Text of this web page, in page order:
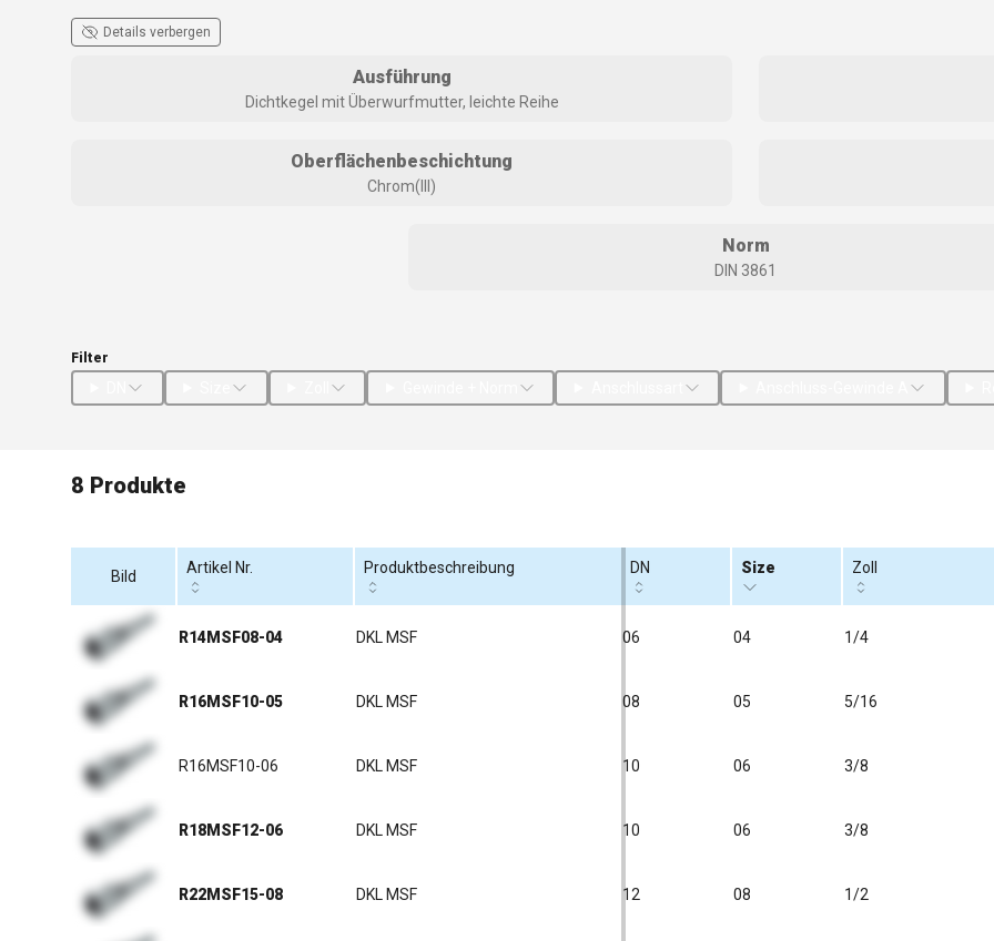
Details verbergen
Ausführung
Dichtkegel mit Überwurfmutter, leichte Reihe
Oberflächenbeschichtung
Chrom(III)
Norm
DIN 3861
Filter
8 Produkte
Bild Artikel Nr. Produktbeschreibung DN Size Zoll
R14MSF08-04 DKL MSF 06 04 1/4
R16MSF10-05 DKL MSF 08 05 5/16
R16MSF10-06 DKL MSF 10 06 3/8
R18MSF12-06 DKL MSF 10 06 3/8
R22MSF15-08 DKL MSF 12 08 1/2